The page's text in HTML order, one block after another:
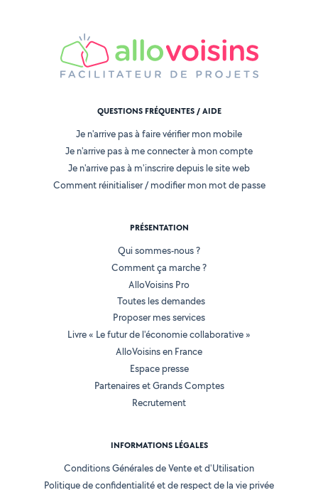
QUESTIONS FRÉQUENTES / AIDE
Je n'arrive pas à faire vérifier mon mobile
Je n'arrive pas à me connecter à mon compte
Je n'arrive pas à m'inscrire depuis le site web
Comment réinitialiser / modifier mon mot de passe
PRÉSENTATION
Qui sommes-nous ?
Comment ça marche ?
AlloVoisins Pro
Toutes les demandes
Proposer mes services
Livre « Le futur de l'économie collaborative »
AlloVoisins en France
Espace presse
Partenaires et Grands Comptes
Recrutement
INFORMATIONS LÉGALES
Conditions Générales de Vente et d'Utilisation
Politique de confidentialité et de respect de la vie privée